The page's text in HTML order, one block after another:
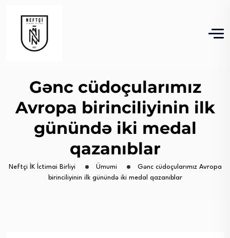
Gənc cüdoçularımız
Avropa birinciliyinin ilk
günündə iki medal
qazanıblar
Neftçi İK İctimai Birliyi Ümumi
Gənc cüdoçularımız Avropa
birinciliyinin ilk günündə iki medal qazanıblar